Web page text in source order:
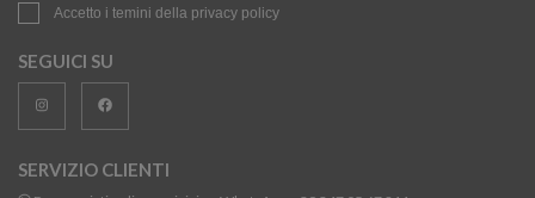
Accetto i temini della privacy policy
SEGUICI SU
SERVIZIO CLIENTI